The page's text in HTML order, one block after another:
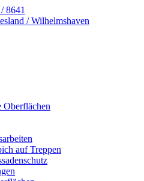
8641
Oberflächen
auf Treppen